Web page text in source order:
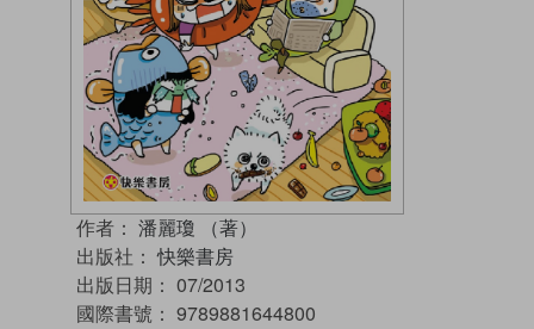
作者： 潘麗瓊 （著）
出版社： 快樂書房
出版日期： 07/2013
國際書號： 9789881644800